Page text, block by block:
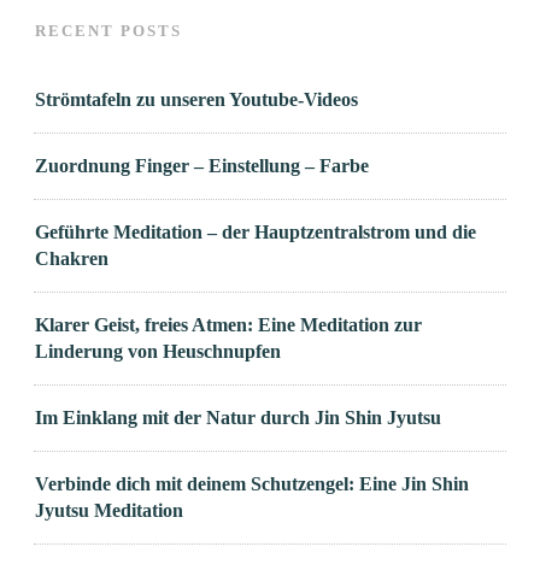
RECENT POSTS
Strömtafeln zu unseren Youtube-Videos
Zuordnung Finger – Einstellung – Farbe
Geführte Meditation – der Hauptzentralstrom und die
Chakren
Klarer Geist, freies Atmen: Eine Meditation zur
Linderung von Heuschnupfen
Im Einklang mit der Natur durch Jin Shin Jyutsu
Verbinde dich mit deinem Schutzengel: Eine Jin Shin
Jyutsu Meditation